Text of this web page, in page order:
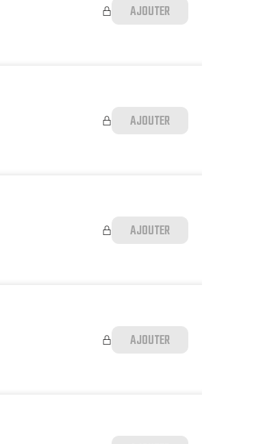
AJOUTER
AJOUTER
AJOUTER
AJOUTER